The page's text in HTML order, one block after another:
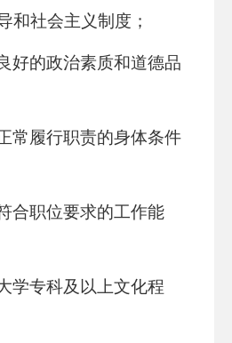
和社会主义制度；
好的政治素质和道德品
常履行职责的身体条件
合职位要求的工作能
学专科及以上文化程